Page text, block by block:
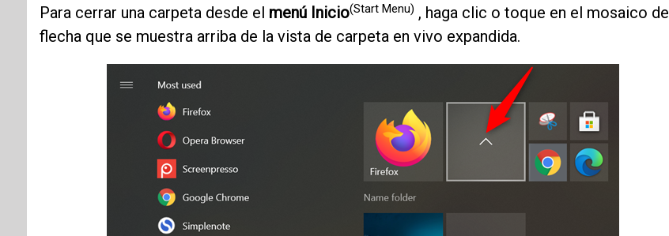
Para cerrar una carpeta desde el menú Inicio(Start Menu) , haga clic o toque en el mosaico de
flecha que se muestra arriba de la vista de carpeta en vivo expandida.